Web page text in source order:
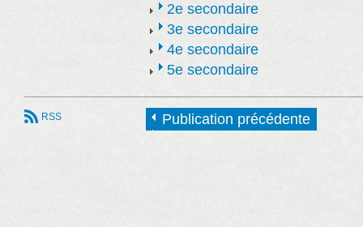
2e secondaire
3e secondaire
4e secondaire
5e secondaire
RSS Publication précédente